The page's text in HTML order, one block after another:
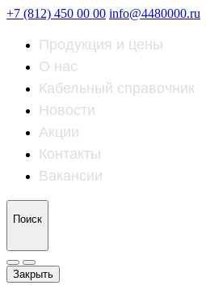
+7 (812) 450 00 00 info@4480000.ru
Продукция и цены
О нас
Кабельный справочник
Новости
Акции
Контакты
Вакансии
Поиск
Закрыть